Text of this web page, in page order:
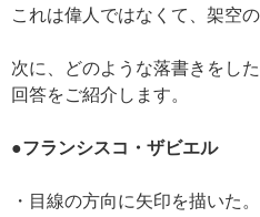
これは偉人ではなくて、架空
次に、どのような落書きをし
回答をご紹介します。
●フランシスコ・ザビエル
・目線の方向に矢印を描いた